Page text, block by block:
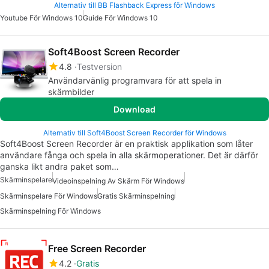
Alternativ till BB Flashback Express för Windows
Youtube För Windows 10Guide För Windows 10
Soft4Boost Screen Recorder
4.8 Testversion
Användarvänlig programvara för att spela in
skärmbilder
Download
Alternativ till Soft4Boost Screen Recorder för Windows
Soft4Boost Screen Recorder är en praktisk applikation som låter
användare fånga och spela in alla skärmoperationer. Det är därför
ganska likt andra paket som…
SkärminspelareVideoinspelning Av Skärm För Windows
Skärminspelare För WindowsGratis Skärminspelning
Skärminspelning För Windows
Free Screen Recorder
4.2 Gratis